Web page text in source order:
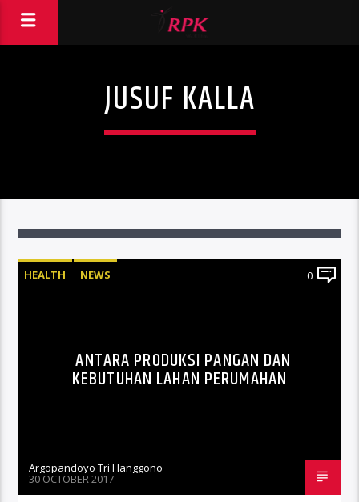
JUSUF KALLA
HEALTH NEWS 0
ANTARA PRODUKSI PANGAN DAN
KEBUTUHAN LAHAN PERUMAHAN
Argopandoyo Tri Hanggono
30 OCTOBER 2017